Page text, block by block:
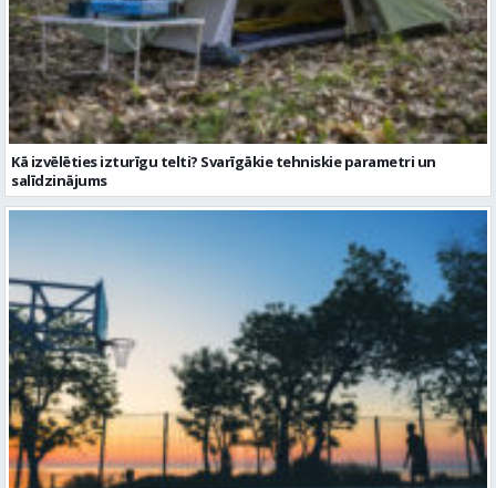
Kā izvēlēties izturīgu telti? Svarīgākie tehniskie parametri un
salīdzinājums